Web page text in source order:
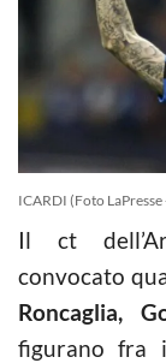
ICARDI (Foto LaPresse
Il ct
convocato
Roncaglia,
figurano fra